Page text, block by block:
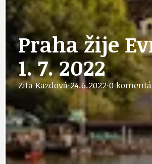
GRANTY A DOTACE
HODKOVSKÁ ULICE
IDEAL LUX
PRAHA UDRŽITELNÁ
Praha žije
1. 7. 2022
Zita Kazdová·24.6.2022·0